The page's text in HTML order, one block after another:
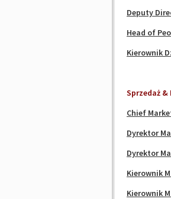
Deputy
Head of
Kierownik
Sprzedaż
Chief
Dyrektor
Dyrektor
Kierownik
Kierownik